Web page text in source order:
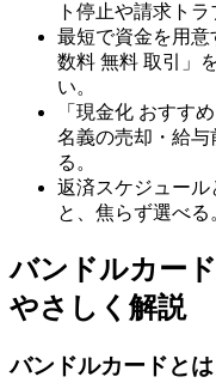
ト停止や請求ト
最短で資金を用
数料 無料 取引」
い。
「現金化 おすす
名義の売却・給
る。
返済スケジュール
と、焦らず選べる
バンドルカー
やさしく解説
バンドルカードと